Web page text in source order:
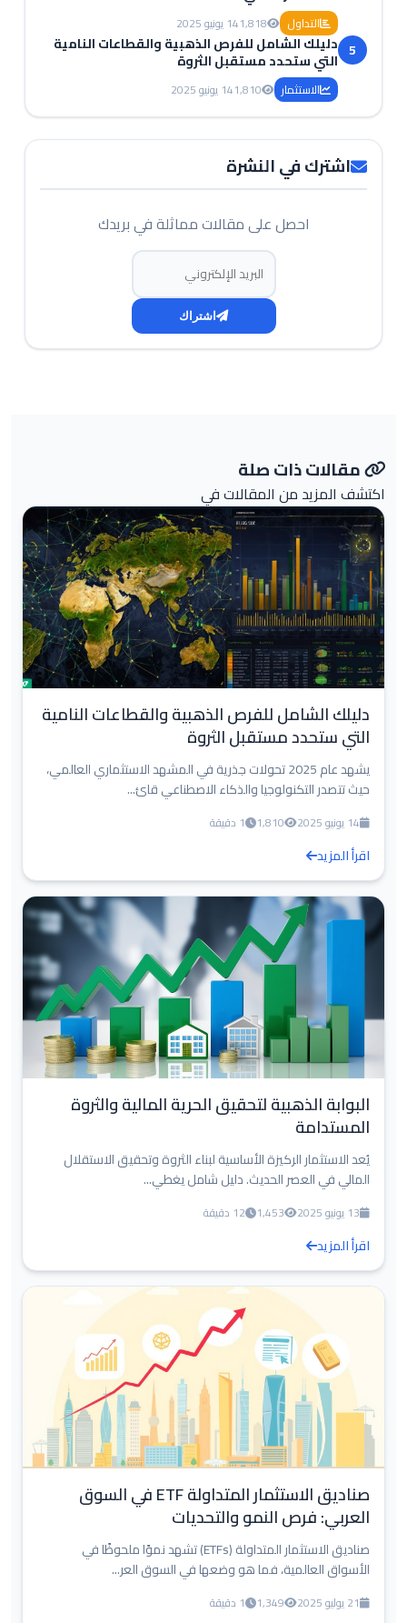
التداول 1,81814 يونيو 2025
5 دليلك الشامل للفرص الذهبية والقطاعات النامية
التي ستحدد مستقبل الثروة
الاستثمار 1,81014 يونيو 2025
اشترك في النشرة
احصل على مقالات مماثلة في بريدك
البريد الإلكتروني
اشتراك
مقالات ذات صلة
اكتشف المزيد من المقالات في
دليلك الشامل للفرص الذهبية والقطاعات النامية
التي ستحدد مستقبل الثروة
يشهد عام 2025 تحولات جذرية في المشهد الاستثماري العالمي،
حيث تتصدر التكنولوجيا والذكاء الاصطناعي قائ...
14 يونيو 2025 1,810 1 دقيقة
اقرأ المزيد
البوابة الذهبية لتحقيق الحرية المالية والثروة
المستدامة
يُعد الاستثمار الركيزة الأساسية لبناء الثروة وتحقيق الاستقلال
المالي في العصر الحديث. دليل شامل يغطي...
13 يونيو 2025 1,453 12 دقيقة
اقرأ المزيد
صناديق الاستثمار المتداولة ETF في السوق
العربي: فرص النمو والتحديات
صناديق الاستثمار المتداولة (ETFs) تشهد نموًا ملحوظًا في
الأسواق العالمية، فما هو وضعها في السوق العر...
21 يوليو 2025 1,349 1 دقيقة